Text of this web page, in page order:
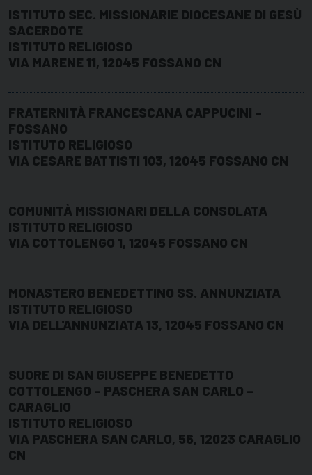
ISTITUTO SEC. MISSIONARIE DIOCESANE DI GESÙ
SACERDOTE
ISTITUTO RELIGIOSO
VIA MARENE 11, 12045 FOSSANO CN
FRATERNITÀ FRANCESCANA CAPPUCINI –
FOSSANO
ISTITUTO RELIGIOSO
VIA CESARE BATTISTI 103, 12045 FOSSANO CN
COMUNITÀ MISSIONARI DELLA CONSOLATA
ISTITUTO RELIGIOSO
VIA COTTOLENGO 1, 12045 FOSSANO CN
MONASTERO BENEDETTINO SS. ANNUNZIATA
ISTITUTO RELIGIOSO
VIA DELL'ANNUNZIATA 13, 12045 FOSSANO CN
SUORE DI SAN GIUSEPPE BENEDETTO
COTTOLENGO – PASCHERA SAN CARLO –
CARAGLIO
ISTITUTO RELIGIOSO
VIA PASCHERA SAN CARLO, 56, 12023 CARAGLIO
CN